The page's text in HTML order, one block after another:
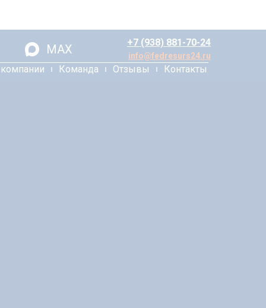
MAX +7 (938) 881-70-24
info@fedresurs24.ru
Команда Отзывы Контакты